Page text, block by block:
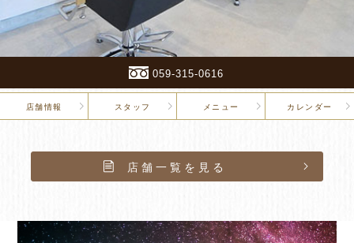
059-315-0616
店舗情報 スタッフ メニュー カレンダー
店舗一覧を見る